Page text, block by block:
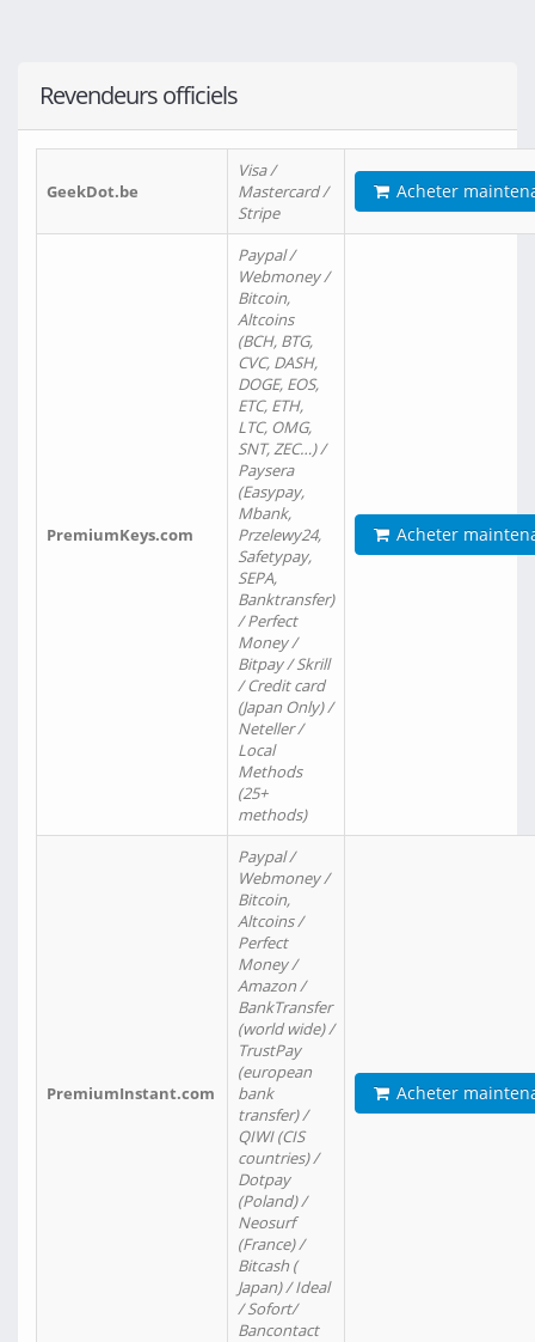
Revendeurs officiels
GeekDot.be
Visa /
Mastercard /
Stripe
Acheter
PremiumKeys.com
Paypal /
Webmoney /
Bitcoin,
Altcoins
(BCH, BTG,
CVC, DASH,
DOGE, EOS,
ETC, ETH,
LTC, OMG,
SNT, ZEC…) /
Paysera
(Easypay,
Mbank,
Przelewy24,
Safetypay,
SEPA,
Banktransfer)
/ Perfect
Money /
Bitpay / Skrill
/ Credit card
(Japan Only) /
Neteller /
Local
Methods
(25+
methods)
Acheter
PremiumInstant.com
Paypal /
Webmoney /
Bitcoin,
Altcoins /
Perfect
Money /
Amazon /
BankTransfer
(world wide) /
TrustPay
(european
bank
transfer) /
QIWI (CIS
countries) /
Dotpay
(Poland) /
Neosurf
(France) /
Bitcash (
Japan) / Ideal
/ Sofort/
Bancontact
Acheter